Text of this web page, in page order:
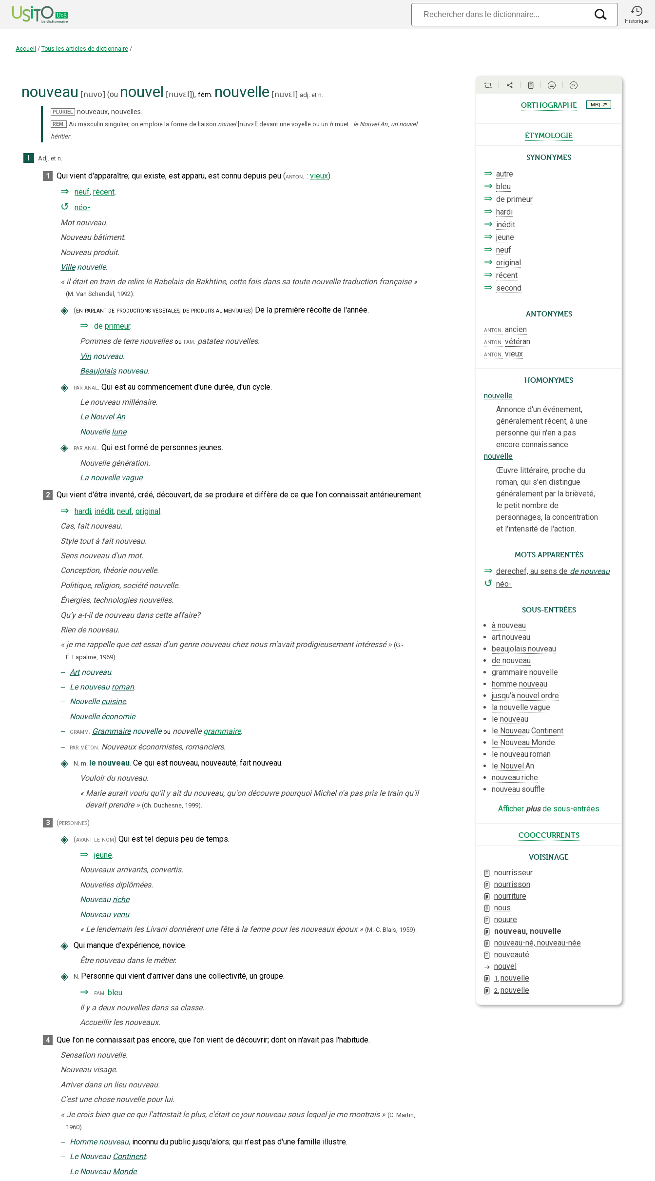
Historique
Accueil / Tous les articles de dictionnaire /
nouveau [nuvo] (ou nouvel [nuvɛl]), fém. nouvelle [nuvɛl] adj. et n.
PLURIEL nouveaux, nouvelles.
REM. Au masculin singulier, on emploie la forme de liaison nouvel nuvɛl devant une voyelle ou un h muet : le Nouvel An, un nouvel
héritier.
Adj. et n.
1 Qui vient d'apparaître; qui existe, est apparu, est connu depuis peu (anton. : vieux).
⇒ neuf, récent.
↺ néo-.
Mot nouveau.
Nouveau bâtiment.
Nouveau produit.
Ville nouvelle.
« il était en train de relire le Rabelais de Bakhtine, cette fois dans sa toute nouvelle traduction française »
(M. Van Schendel, 1992).
◈ (en parlant de productions végétales, de produits alimentaires) De la première récolte de l'année.
⇒ de primeur.
Pommes de terre nouvelles ou fam. patates nouvelles.
Vin nouveau.
Beaujolais nouveau.
◈ par anal. Qui est au commencement d'une durée, d'un cycle.
Le nouveau millénaire.
Le Nouvel An.
Nouvelle lune.
◈ par anal. Qui est formé de personnes jeunes.
Nouvelle génération.
La nouvelle vague.
2 Qui vient d'être inventé, créé, découvert, de se produire et diffère de ce que l'on connaissait antérieurement.
⇒ hardi, inédit, neuf, original.
Cas, fait nouveau.
Style tout à fait nouveau.
Sens nouveau d'un mot.
Conception, théorie nouvelle.
Politique, religion, société nouvelle.
Énergies, technologies nouvelles.
Qu’y a-t-il de nouveau dans cette affaire?
Rien de nouveau.
« je me rappelle que cet essai d'un genre nouveau chez nous m'avait prodigieusement intéressé » (G.-
É. Lapalme, 1969).
‒ Art nouveau.
‒ Le nouveau roman.
‒ Nouvelle cuisine.
‒ Nouvelle économie.
‒ gramm. Grammaire nouvelle ou nouvelle grammaire.
‒ par méton. Nouveaux économistes, romanciers.
◈ N. m. le nouveau. Ce qui est nouveau, nouveauté; fait nouveau.
Vouloir du nouveau.
« Marie aurait voulu qu'il y ait du nouveau, qu'on découvre pourquoi Michel n'a pas pris le train qu'il
devait prendre » (Ch. Duchesne, 1999).
3 (personnes)
◈ (avant le nom) Qui est tel depuis peu de temps.
⇒ jeune.
Nouveaux arrivants, convertis.
Nouvelles diplômées.
Nouveau riche.
Nouveau venu.
« Le lendemain les Livani donnèrent une fête à la ferme pour les nouveaux époux » (M.-C. Blais, 1959).
◈ Qui manque d'expérience, novice.
Être nouveau dans le métier.
◈ N. Personne qui vient d'arriver dans une collectivité, un groupe.
⇒ fam. bleu.
Il y a deux nouvelles dans sa classe.
Accueillir les nouveaux.
4 Que l'on ne connaissait pas encore, que l'on vient de découvrir; dont on n'avait pas l'habitude.
Sensation nouvelle.
Nouveau visage.
Arriver dans un lieu nouveau.
C'est une chose nouvelle pour lui.
« Je crois bien que ce qui l'attristait le plus, c'était ce jour nouveau sous lequel je me montrais » (C. Martin,
1960).
‒ Homme nouveau, inconnu du public jusqu'alors; qui n'est pas d'une famille illustre.
‒ Le Nouveau Continent.
‒ Le Nouveau Monde.
orthographe MEQ - 2e
étymologie
Synonymes
⇒ autre
⇒ bleu
⇒ de primeur
⇒ hardi
⇒ inédit
⇒ jeune
⇒ neuf
⇒ original
⇒ récent
⇒ second
Antonymes
anton. ancien
anton. vétéran
anton. vieux
Homonymes
nouvelle
Annonce d'un événement,
généralement récent, à une
personne qui n'en a pas
encore connaissance
nouvelle
Œuvre littéraire, proche du
roman, qui s'en distingue
généralement par la brièveté,
le petit nombre de
personnages, la concentration
et l'intensité de l'action.
Mots apparentés
⇒ derechef, au sens de de nouveau
↺ néo-
Sous-entrées
à nouveau
artnouveau
beaujolais nouveau
de nouveau
grammaire nouvelle
homme nouveau
jusqu'à nouvel ordre
la nouvelle vague
le nouveau
le Nouveau Continent
le Nouveau Monde
le nouveau roman
le Nouvel An
nouveau riche
nouveau souffle
Afficher plusde sous-entrées
cooccurrents
Voisinage
nourrisseur
nourrisson
nourriture
nous
nouure
nouveau, nouvelle
nouveau-né, nouveau-née
nouveauté
nouvel
1. nouvelle
2. nouvelle